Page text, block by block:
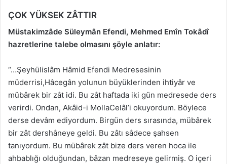
ÇOK YÜKSEK ZÂTTIR
Müstakimzâde Süleymân Efendi, Mehmed Emîn Tokâdî
hazretlerine talebe olmasını şöyle anlatır:
“…Şeyhülislâm Hâmid Efendi Medresesinin
müderrisi,Hâcegân yolunun büyüklerinden ihtiyâr ve
mübârek bir zât idi. Bu zât haftada iki gün medresede ders
verirdi. Ondan, Akâid-i MollaCelâl’i okuyordum. Böylece
derse devâm ediyordum. Birgün ders sırasında, mübârek
bir zât dershâneye geldi. Bu zâtı sâdece şahsen
tanıyordum. Bu mübârek zât bize ders veren hoca ile
ahbablığı olduğundan, bâzan medreseye gelirmiş. O içeri